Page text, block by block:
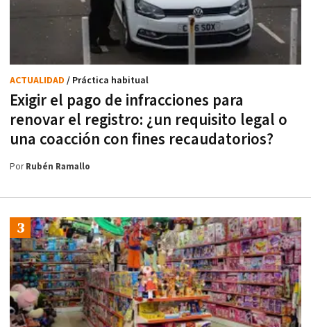
Exigir el pago de infracciones para
renovar el registro: ¿un requisito legal o
una coacción con fines recaudatorios?
ACTUALIDAD / Práctica habitual
PorRubén Ramallo